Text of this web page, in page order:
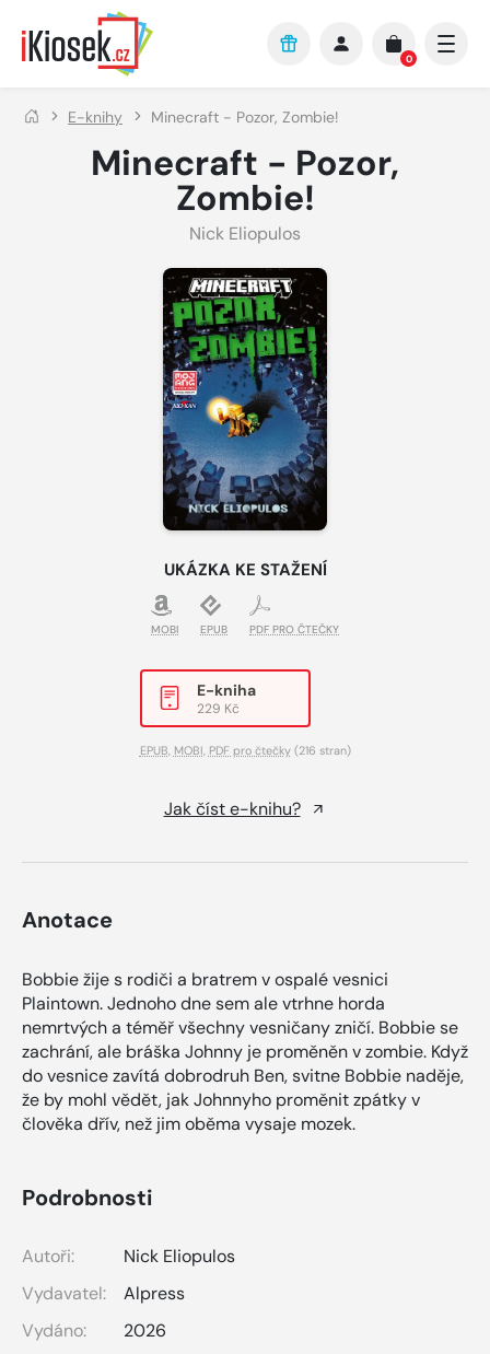
Přejít na hlavní obsah
0
E-knihy Minecraft - Pozor, Zombie!
Minecraft - Pozor,
Zombie!
Nick Eliopulos
UKÁZKA KE STAŽENÍ
MOBI EPUB PDF PRO ČTEČKY
E-kniha
229 Kč
EPUB, MOBI, PDF pro čtečky(216 stran)
Jak číst e-knihu?
Anotace
Bobbie žije s rodiči a bratrem v ospalé vesnici
Plaintown. Jednoho dne sem ale vtrhne horda
nemrtvých a téměř všechny vesničany zničí. Bobbie se
zachrání, ale bráška Johnny je proměněn v zombie. Když
do vesnice zavítá dobrodruh Ben, svitne Bobbie naděje,
že by mohl vědět, jak Johnnyho proměnit zpátky v
člověka dřív, než jim oběma vysaje mozek.
Podrobnosti
Autoři:
Nick Eliopulos
Vydavatel:
Alpress
Vydáno:
2026